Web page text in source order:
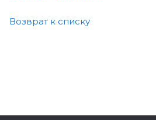
Возврат к списку